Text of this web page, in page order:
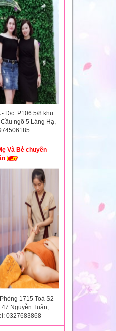
- Đ/c: P106 5/8 khu
ngõ 5 Láng Hạ,
Và Bé chuyên
1715 Toà S2
Nguyễn Tuân,
0327683868